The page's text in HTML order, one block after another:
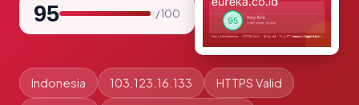
95 / 100
Indonesia 103.123.16.133 HTTPS Valid